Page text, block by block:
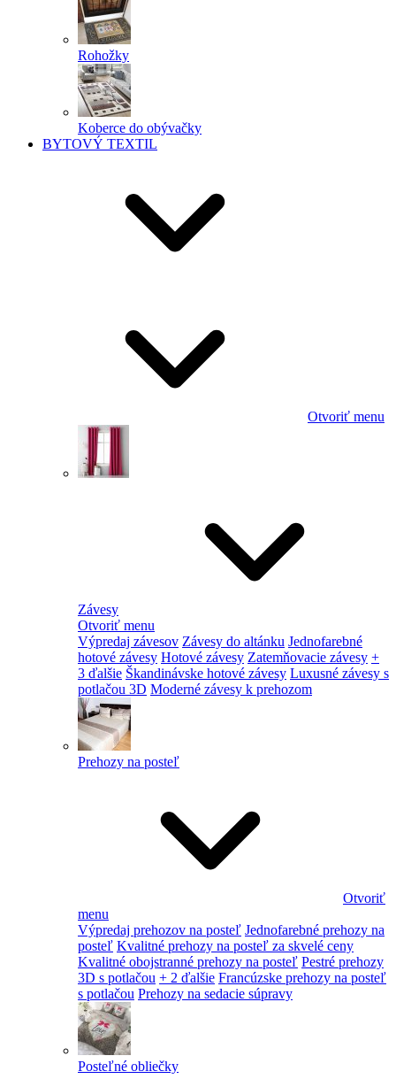
Rohožky
Koberce do obývačky
BYTOVÝ TEXTIL
Otvoriť menu
Závesy
Otvoriť menu
Výpredaj závesov Závesy do altánku Jednofarebné
hotové závesy Hotové závesy Zatemňovacie závesy +
3 ďalšie Škandinávske hotové závesy Luxusné závesy s
potlačou 3D Moderné závesy k prehozom
Prehozy na posteľ
Otvoriť
menu
Výpredaj prehozov na posteľ Jednofarebné prehozy na
posteľ Kvalitné prehozy na posteľ za skvelé ceny
Kvalitné obojstranné prehozy na posteľ Pestré prehozy
3D s potlačou + 2 ďalšie Francúzske prehozy na posteľ
s potlačou Prehozy na sedacie súpravy
Posteľné obliečky